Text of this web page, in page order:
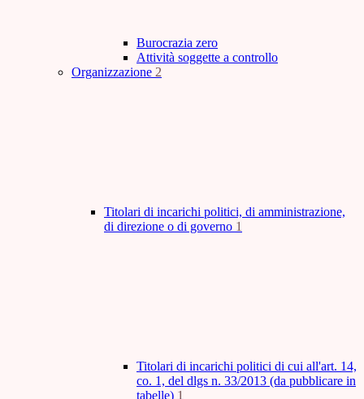
Burocrazia zero
Attività soggette a controllo
Organizzazione 2
Titolari di incarichi politici, di amministrazione,
di direzione o di governo 1
Titolari di incarichi politici di cui all'art. 14,
co. 1, del dlgs n. 33/2013 (da pubblicare in
tabelle) 1